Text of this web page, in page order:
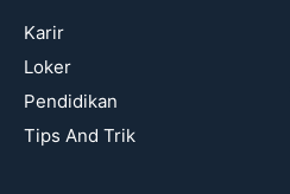
Karir
Loker
Pendidikan
Tips And Trik